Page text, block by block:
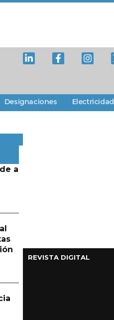
Designaciones Electricidad
a
REVISTA DIGITAL